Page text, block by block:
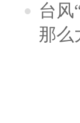
台风
那么